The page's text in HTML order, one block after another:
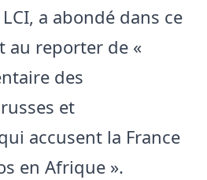
a abondé dans ce
au reporter de «
des
et
accusent la France
en Afrique ».